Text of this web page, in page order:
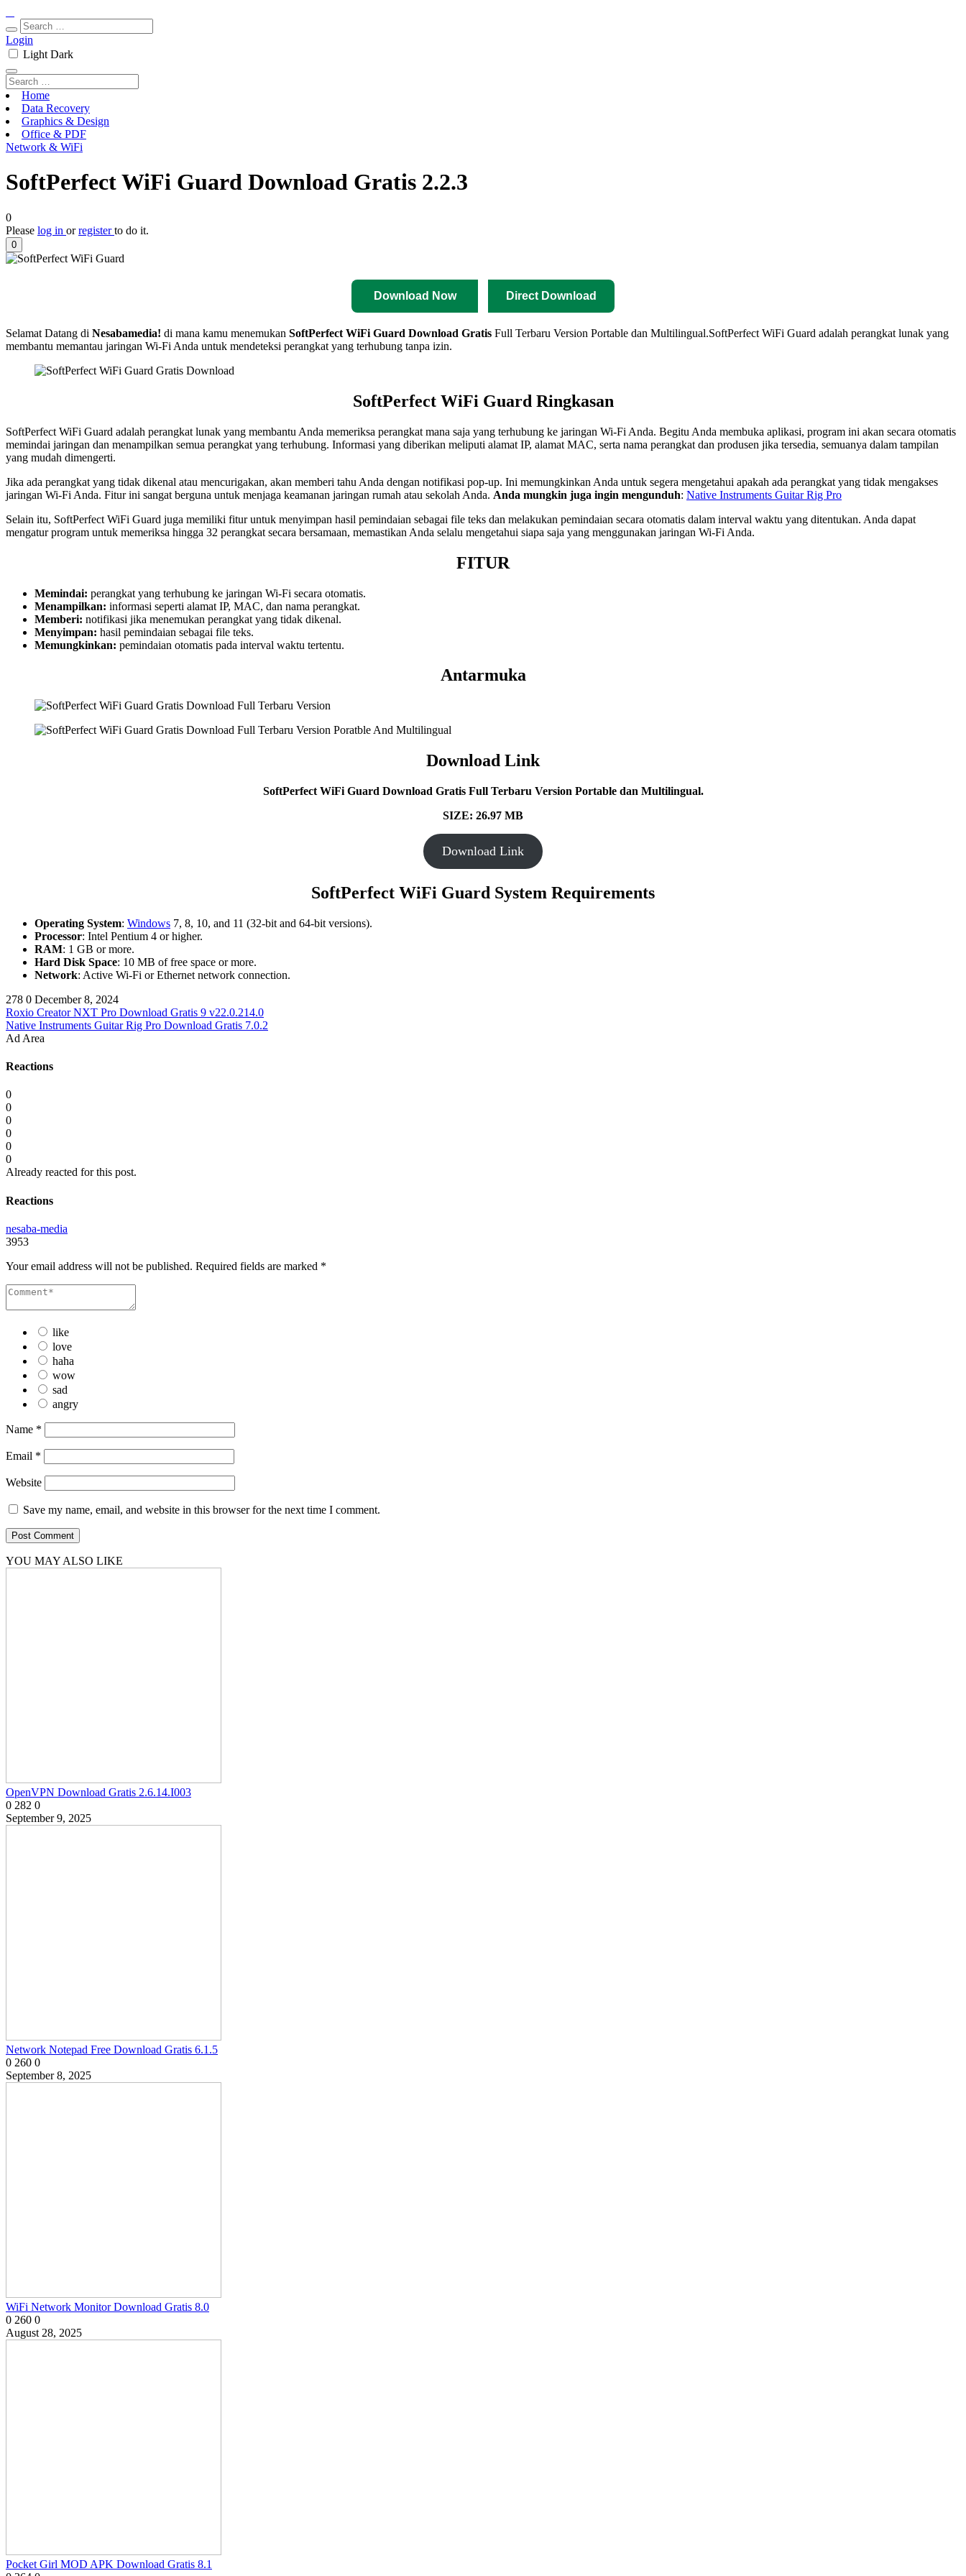
Login
Light Dark
Home
Data Recovery
Graphics & Design
Office & PDF
Network & WiFi
SoftPerfect WiFi Guard Download Gratis 2.2.3
0
Please log in orregisterto do it.
0
Download Now Direct Download
Selamat Datang di Nesabamedia! di mana kamu menemukan SoftPerfect WiFi Guard Download Gratis Full Terbaru Version Portable dan Multilingual.SoftPerfect WiFi Guard adalah perangkat lunak yang
membantu memantau jaringan Wi-Fi Anda untuk mendeteksi perangkat yang terhubung tanpa izin.
SoftPerfect WiFi Guard Ringkasan
SoftPerfect WiFi Guard adalah perangkat lunak yang membantu Anda memeriksa perangkat mana saja yang terhubung ke jaringan Wi-Fi Anda. Begitu Anda membuka aplikasi, program ini akan secara otomatis
memindai jaringan dan menampilkan semua perangkat yang terhubung. Informasi yang diberikan meliputi alamat IP, alamat MAC, serta nama perangkat dan produsen jika tersedia, semuanya dalam tampilan
yang mudah dimengerti.
Jika ada perangkat yang tidak dikenal atau mencurigakan, akan memberi tahu Anda dengan notifikasi pop-up. Ini memungkinkan Anda untuk segera mengetahui apakah ada perangkat yang tidak mengakses
jaringan Wi-Fi Anda. Fitur ini sangat berguna untuk menjaga keamanan jaringan rumah atau sekolah Anda. Anda mungkin juga ingin mengunduh: Native Instruments Guitar Rig Pro
Selain itu, SoftPerfect WiFi Guard juga memiliki fitur untuk menyimpan hasil pemindaian sebagai file teks dan melakukan pemindaian secara otomatis dalam interval waktu yang ditentukan. Anda dapat
mengatur program untuk memeriksa hingga 32 perangkat secara bersamaan, memastikan Anda selalu mengetahui siapa saja yang menggunakan jaringan Wi-Fi Anda.
FITUR
Memindai: perangkat yang terhubung ke jaringan Wi-Fi secara otomatis.
Menampilkan: informasi seperti alamat IP, MAC, dan nama perangkat.
Memberi: notifikasi jika menemukan perangkat yang tidak dikenal.
Menyimpan: hasil pemindaian sebagai file teks.
Memungkinkan: pemindaian otomatis pada interval waktu tertentu.
Antarmuka
Download Link
SoftPerfect WiFi Guard Download Gratis Full Terbaru Version Portable dan Multilingual.
SIZE: 26.97 MB
Download Link
SoftPerfect WiFi Guard System Requirements
Operating System: Windows 7, 8, 10, and 11 (32-bit and 64-bit versions).
Processor: Intel Pentium 4 or higher.
RAM: 1 GB or more.
Hard Disk Space: 10 MB of free space or more.
Network: Active Wi-Fi or Ethernet network connection.
278 0 December 8, 2024
Roxio Creator NXT Pro Download Gratis 9 v22.0.214.0
Native Instruments Guitar Rig Pro Download Gratis 7.0.2
Ad Area
Reactions
0
0
0
0
0
0
Already reacted for this post.
Reactions
nesaba-media
3953
Your email address will not be published. Required fields are marked *
like
love
haha
wow
sad
angry
Name *
Email *
Website
Save my name, email, and website in this browser for the next time I comment.
YOU MAY ALSO LIKE
OpenVPN Download Gratis 2.6.14.I003
0 282 0
September 9, 2025
Network Notepad Free Download Gratis 6.1.5
0 260 0
September 8, 2025
WiFi Network Monitor Download Gratis 8.0
0 260 0
August 28, 2025
​Pocket Girl MOD APK Download Gratis 8.1